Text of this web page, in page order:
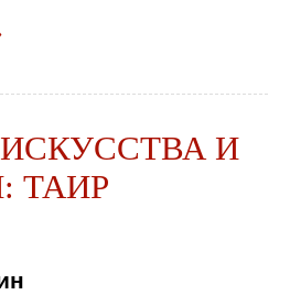
И
ТАИР